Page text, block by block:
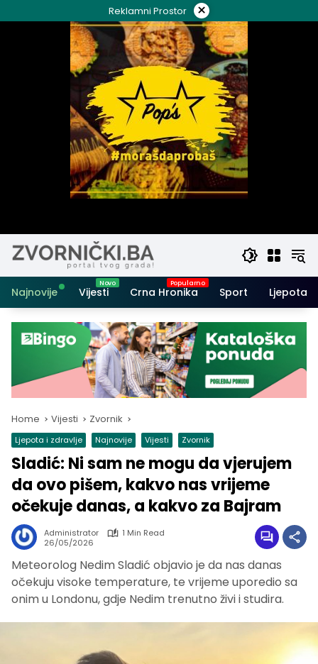
to
Reklamni Prostor ×
Najnovije Vijesti Crna Hronika Sport Ljepota i
Home Vijesti Zvornik
Ljepota i zdravlje Najnovije Vijesti Zvornik
Sladić: Ni sam ne mogu da vjerujem
da ovo pišem, kakvo nas vrijeme
očekuje danas, a kakvo za Bajram
Administrator
1 Min Read
26/05/2026
Meteorolog Nedim Sladić objavio je da nas danas
očekuju visoke temperature, te vrijeme uporedio sa
onim u Londonu, gdje Nedim trenutno živi i studira.